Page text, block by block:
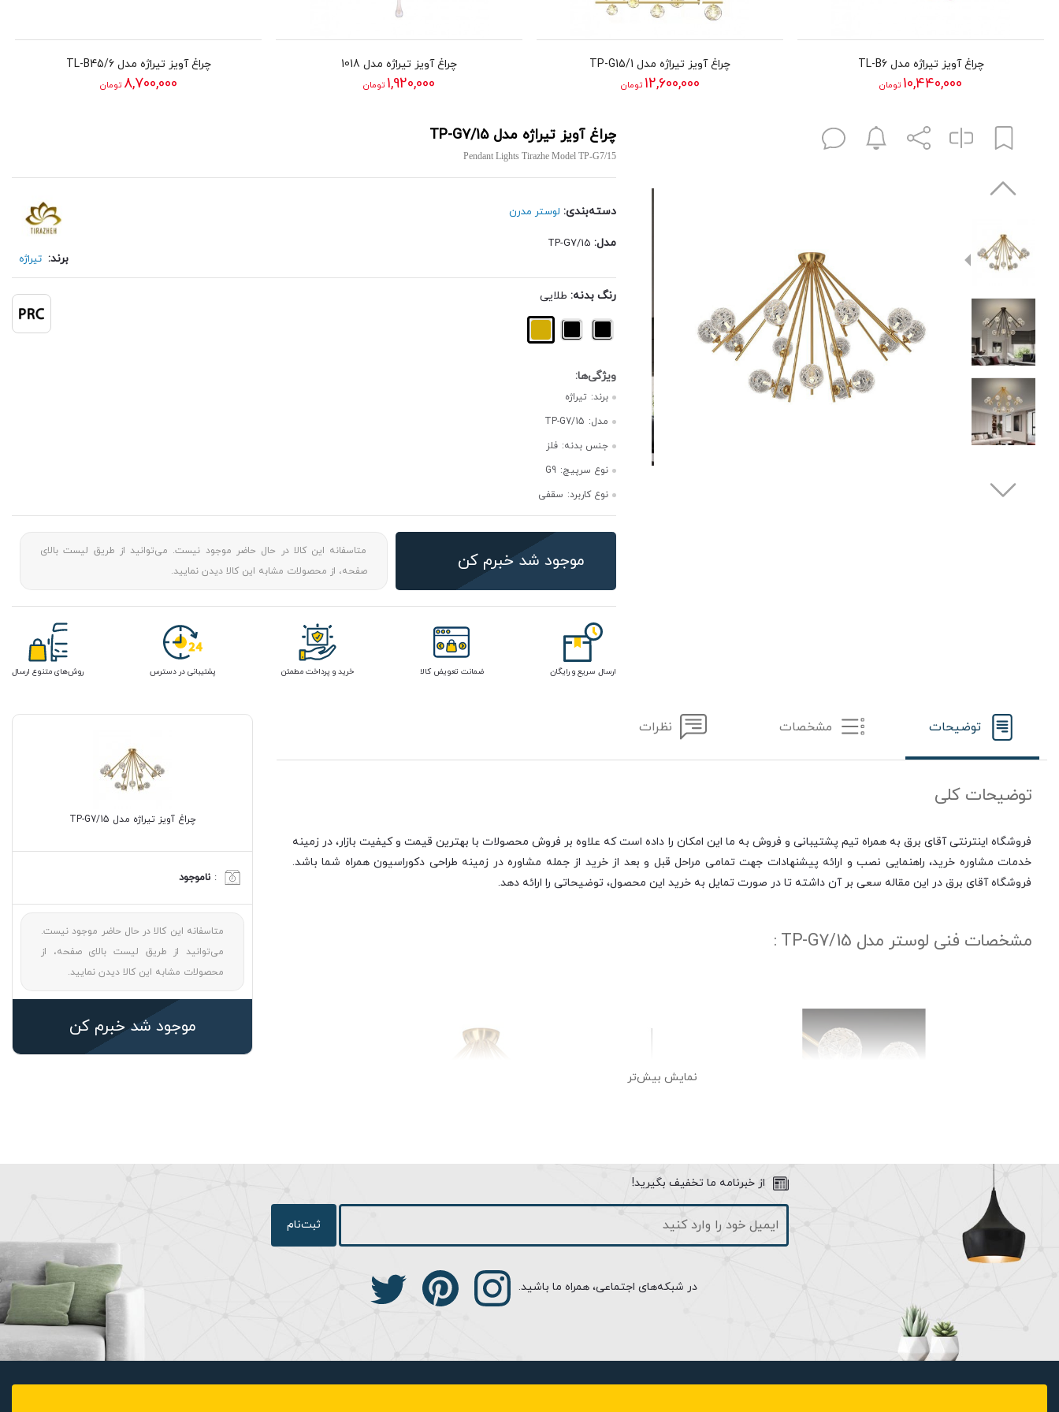
چراغ آویز تیراژه مدل TL-B6
10,440,000 تومان
چراغ آویز تیراژه مدل TP-G15/1
12,600,000 تومان
چراغ آویز تیراژه مدل 1018
1,920,000 تومان
چراغ آویز تیراژه مدل TL-B45/6
8,700,000 تومان
چراغ آویز تیراژه مدل TP-G7/15
Pendant Lights Tirazhe Model TP-G7/15
دسته‌بندی: لوستر مدرن
مدل:
برند: تیراژه
رنگ بدنه: طلایی
برند: تیراژه
مدل: TP-G7/15
جنس بدنه: فلز
نوع سرپیچ: G9
نوع کاربرد: سقفی
موجود شد خبرم کن
متاسفانه این کالا در حال حاضر موجود نیست. می‌توانید از طریق لیست بالای
صفحه، از محصولات مشابه این کالا دیدن نمایید.
ارسال سریع و رایگان ضمانت تعویض کالا خرید و پرداخت مطمئن پشتیبانی در دسترس روش‌های متنوع ارسال
توضیحات مشخصات نظرات
توضیحات کلی
فروشگاه اینترنتی آقای برق به همراه تیم پشتیبانی و فروش به ما این امکان را داده است که علاوه بر فروش محصولات با بهترین قیمت و کیفیت بازار، در زمینه
خدمات مشاوره خرید، راهنمایی نصب و ارائه پیشنهادات جهت تمامی مراحل قبل و بعد از خرید از جمله مشاوره در زمینه طراحی دکوراسیون همراه شما باشد.
فروشگاه آقای برق در این مقاله سعی بر آن داشته تا در صورت تمایل به خرید این محصول، توضیحاتی را ارائه دهد.
مشخصات فنی لوستر مدل TP-G7/15 :
لوسترهای مدرن جدیدترین لوسترهایی هستند که روز به روز در حال بروز شدن هستند و تنوع بالایی دارند. این لوسترها برای اتاق خواب، اتاق پذیرایی و هر
جهت معماری های مدرن مناسب می‌باشد.
این لوستر یک انتخاب عالی جهت روشنایی پذیرایی و اتاق خواب، لابی و اتاق نشیمن می باشد که نور تزئینی بسیار عالی نسبت به اندازه محصول دارد. این
نمایش بیش‌تر
چراغ آویز تیراژه مدل TP-G7/15
: ناموجود
متاسفانه این کالا در حال حاضر موجود نیست.
می‌توانید از طریق لیست بالای صفحه، از
محصولات مشابه این کالا دیدن نمایید.
موجود شد خبرم کن
از خبرنامه ما تخفیف بگیرید!
ثبت‌نام
در شبکه‌های اجتماعی، همراه ما باشید.